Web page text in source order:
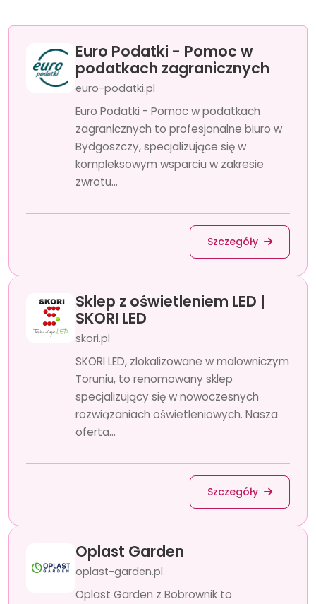
Euro Podatki - Pomoc w
podatkach zagranicznych
euro-podatki.pl
Euro Podatki - Pomoc w podatkach
zagranicznych to profesjonalne biuro w
Bydgoszczy, specjalizujące się w
kompleksowym wsparciu w zakresie
zwrotu...
Szczegóły
Sklep z oświetleniem LED |
SKORI LED
skori.pl
SKORI LED, zlokalizowane w malowniczym
Toruniu, to renomowany sklep
specjalizujący się w nowoczesnych
rozwiązaniach oświetleniowych. Nasza
oferta...
Szczegóły
Oplast Garden
oplast-garden.pl
Oplast Garden z Bobrownik to